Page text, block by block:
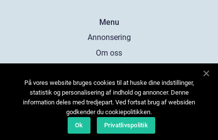
Menu
Annonsering
Om oss
Kontakta oss
Sitemap
På vores website bruges cookies til at huske dine indstillinger,
statistik og personalisering af indhold og annoncer. Denne
information deles med tredjepart. Ved fortsat brug af websiden
godkender du cookiepolitikken.
Ok
Privatlivspolitik